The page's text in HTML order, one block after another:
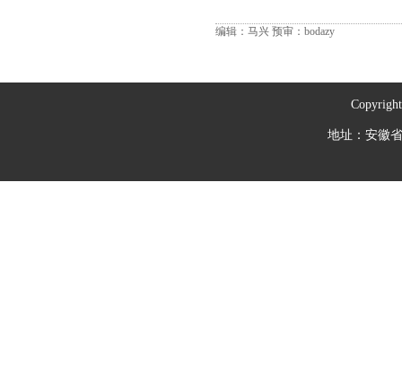
编辑：马兴 预审：bodazy
地址：安徽